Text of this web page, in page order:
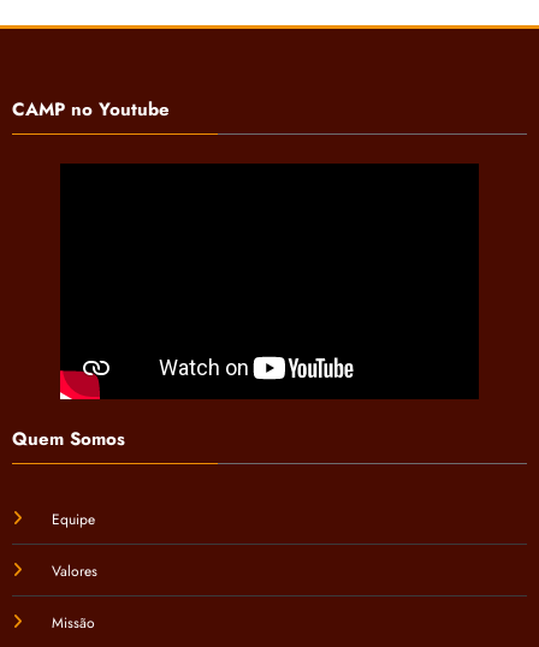
CAMP no Youtube
Quem Somos
Equipe
Valores
Missão